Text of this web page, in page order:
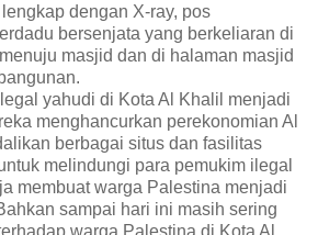
dengan X-ray, pos
bersenjata yang berkeliaran di
masjid dan di halaman masjid
yahudi di Kota Al Khalil menjadi
menghancurkan perekonomian Al
berbagai situs dan fasilitas
melindungi para pemukim ilegal
membuat warga Palestina menjadi
sampai hari ini masih sering
warga Palestina di Kota Al